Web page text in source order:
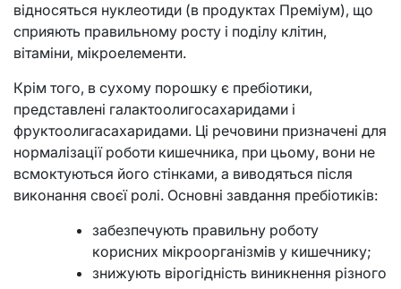
відносяться нуклеотиди (в продуктах Преміум), що
сприяють правильному росту і поділу клітин,
вітаміни, мікроелементи.
Крім того, в сухому порошку є пребіотики,
представлені галактоолигосахаридами і
фруктоолигасахаридами. Ці речовини призначені для
нормалізації роботи кишечника, при цьому, вони не
всмоктуються його стінками, а виводяться після
виконання своєї ролі. Основні завдання пребіотиків:
забезпечують правильну роботу
корисних мікроорганізмів у кишечнику;
знижують вірогідність виникнення різного